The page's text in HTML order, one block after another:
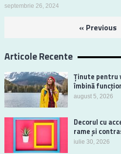
septembrie 26, 2024
« Previous
Articole Recente
Ținute pentru
îmbină
august 5, 2026
Decorul cu
rame și
iulie 30, 2026